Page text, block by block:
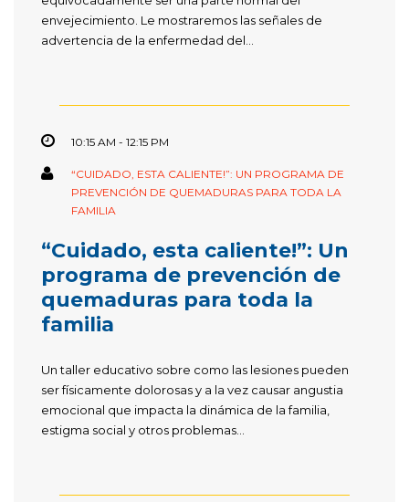
envejecimiento. Le mostraremos las señales de
advertencia de la enfermedad del...
10:15 AM - 12:15 PM
“CUIDADO, ESTA CALIENTE!”: UN PROGRAMA DE
PREVENCIÓN DE QUEMADURAS PARA TODA LA
FAMILIA
“Cuidado, esta caliente!”: Un
programa de prevención de
quemaduras para toda la
familia
Un taller educativo sobre como las lesiones pueden
ser físicamente dolorosas y a la vez causar angustia
emocional que impacta la dinámica de la familia,
estigma social y otros problemas...